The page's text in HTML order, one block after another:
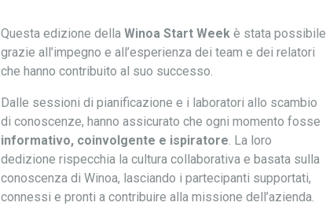
Questa edizione della Winoa Start Week è stata possibile
grazie all’impegno e all’esperienza dei team e dei relatori
che hanno contribuito al suo successo.
Dalle sessioni di pianificazione e i laboratori allo scambio
di conoscenze, hanno assicurato che ogni momento fosse
informativo, coinvolgente e ispiratore. La loro
dedizione rispecchia la cultura collaborativa e basata sulla
conoscenza di Winoa, lasciando i partecipanti supportati,
connessi e pronti a contribuire alla missione dell’azienda.